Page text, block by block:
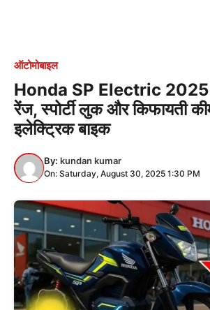
ऑटोमोबाइल
Honda SP Electric
रेंज, स्पोर्टी लुक और किफायती
इलेक्ट्रिक बाइक
By: kundan kumar
On: Saturday, August 30, 2025 1:30 PM